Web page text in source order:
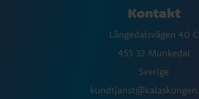
Kontakt
Långedalsvägen 40 C
455 32 Munkedal
Sverige